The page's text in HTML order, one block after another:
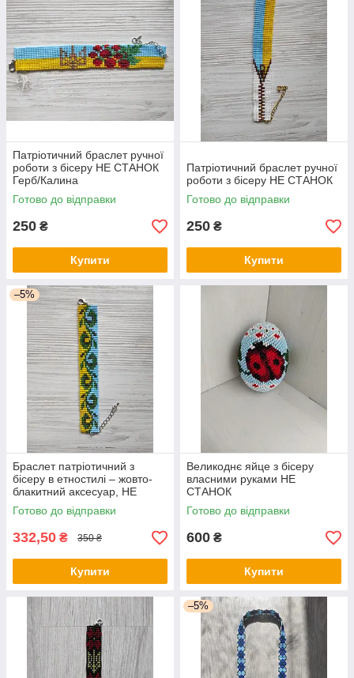
Патріотичний браслет ручної
роботи з бісеру НЕ СТАНОК
Герб/Калина
Готово до відправки
250 ₴
Купити
Патріотичний браслет ручної
роботи з бісеру НЕ СТАНОК
Готово до відправки
250 ₴
Купити
–5%
Браслет патріотичний з
бісеру в етностилі – жовто-
блакитний аксесуар, НЕ
СТАНОК
Готово до відправки
332,50 ₴ 350 ₴
Купити
Великоднє яйце з бісеру
власними руками НЕ
СТАНОК
Готово до відправки
600 ₴
Купити
–5%